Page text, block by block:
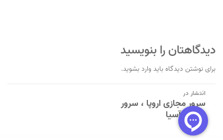
دیدگاهتان را بنویسید
برای نوشتن دیدگاه بایدوارد بشوید.
راهبری
نوشته
انتشار در
سرور مجازی اروپا ، سرور
مجازی آسیا